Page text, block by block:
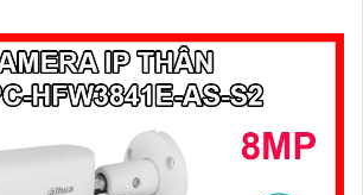
và hiệu quả